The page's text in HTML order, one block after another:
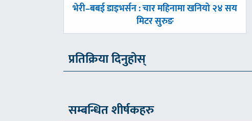
पछिल्लाे
भेरी–बबई डाइभर्सन : चार महिनामा खनियो २४ सय
मिटर सुरुङ
प्रतिक्रिया दिनुहोस्
सम्बन्धित शीर्षकहरु